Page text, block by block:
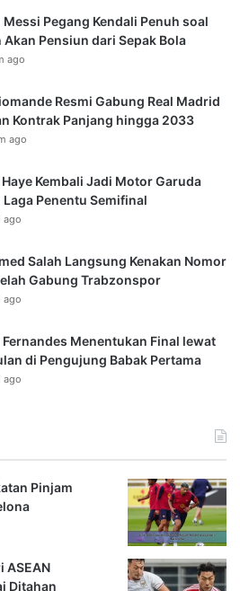
Messi Pegang Kendali Penuh soal
Akan Pensiun dari Sepak Bola
ago
Resmi Gabung Real Madrid
Kontrak Panjang hingga 2033
ago
Kembali Jadi Motor Garuda
Laga Penentu Semifinal
ago
Salah Langsung Kenakan Nomor
Gabung Trabzonspor
ago
Fernandes Menentukan Final lewat
di Pengujung Babak Pertama
ago
Pinjam
ASEAN
Ditahan